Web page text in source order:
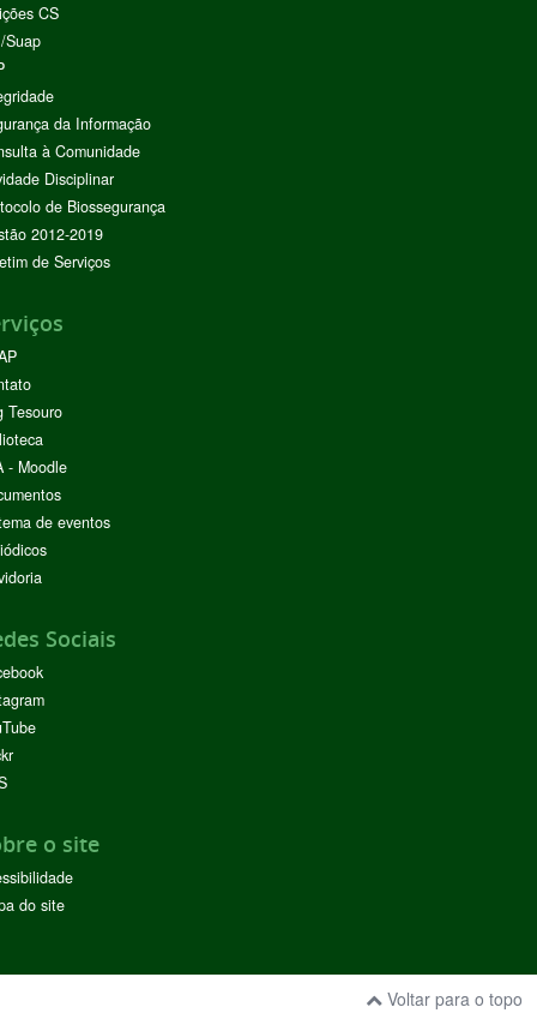
CS
Suap
da Informação
à Comunidade
Disciplinar
de Biossegurança
2012-2019
de Serviços
Tesouro
- Moodle
de eventos
Sociais
o site
do site
Voltar para o topo